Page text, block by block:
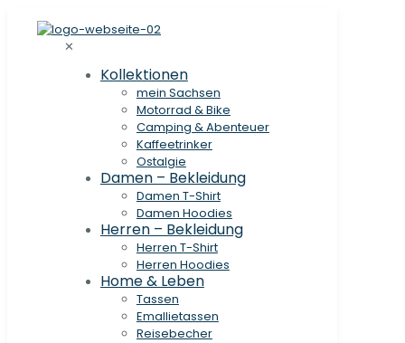
✕
Kollektionen
mein Sachsen
Motorrad & Bike
Camping & Abenteuer
Kaffeetrinker
Ostalgie
Damen – Bekleidung
Damen T-Shirt
Damen Hoodies
Herren – Bekleidung
Herren T-Shirt
Herren Hoodies
Home & Leben
Tassen
Emallietassen
Reisebecher